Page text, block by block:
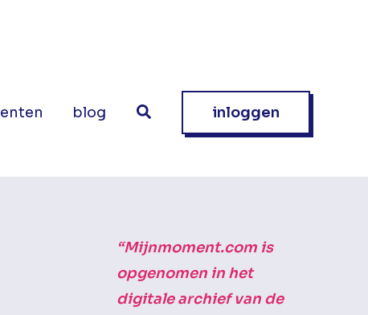
blog inloggen
“Mijnmoment.com is
opgenomen in het
digitale archief van de